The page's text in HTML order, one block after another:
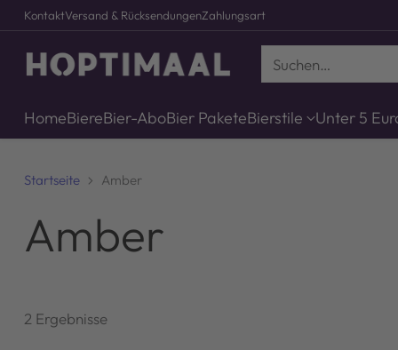
KontaktVersand & RücksendungenZahlungsart
Suchen…
HomeBiereBier-AboBier PaketeBierstile Unter 5
Startseite Amber
Amber
2 Ergebnisse